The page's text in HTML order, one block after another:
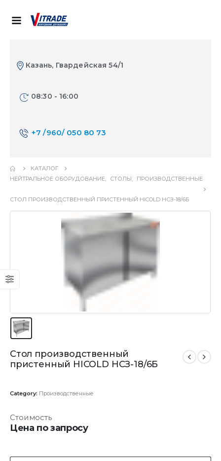
Казань, Гвардейская 54/1
08:30 - 16:00
+7 /960/ 050 80 73
КАТАЛОГ
НЕЙТРАЛЬНОЕ ОБОРУДОВАНИЕ, СТОЛЫ, ПРОИЗВОДСТВЕННЫЕ
СТОЛ ПРОИЗВОДСТВЕННЫЙ ПРИСТЕННЫЙ HICOLD НСЗ-18/6Б
Стол производственный
пристенный HICOLD НСЗ-18/6Б
Category: Производственные
Стоимость
Цена по запросу